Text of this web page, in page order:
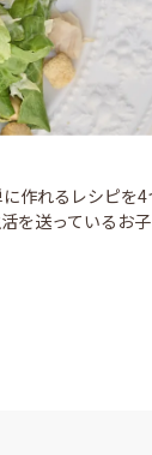
作れるレシピを4
を送っているお